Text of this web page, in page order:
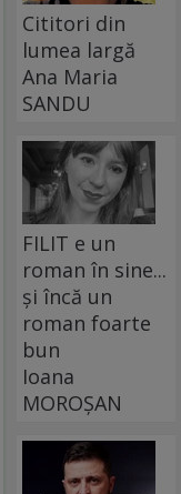
Cititori din
lumea largă
Ana Maria
SANDU
FILIT e un
roman în sine...
și încă un
roman foarte
bun
Ioana
MOROȘAN